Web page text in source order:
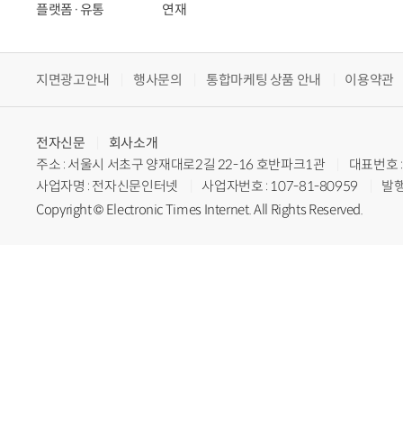
플랫폼·유통
연재
지면광고안내 행사문의 통합마케팅 상품 안내 이용약관
전자신문
회사소개
주소 : 서울시 서초구 양재대로2길 22-16 호반파크1관
대표번
사업자명 : 전자신문인터넷
사업자번호 : 107-81-80959
발
Copyright © Electronic Times Internet. All Rights Reserved.